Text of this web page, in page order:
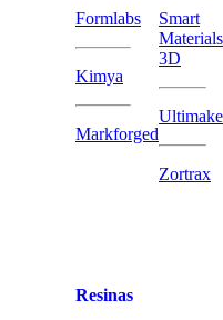
Formlabs
Kimya
Markforged
Smart
Materials
3D
Zortrax
Resinas